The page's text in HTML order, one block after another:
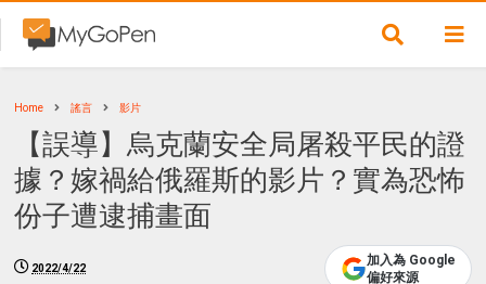
Home 謠言 影片
【誤導】烏克蘭安全局屠殺平民的證
據？嫁禍給俄羅斯的影片？實為恐怖
份子遭逮捕畫面
2022/4/22
加入為 Google
偏好來源